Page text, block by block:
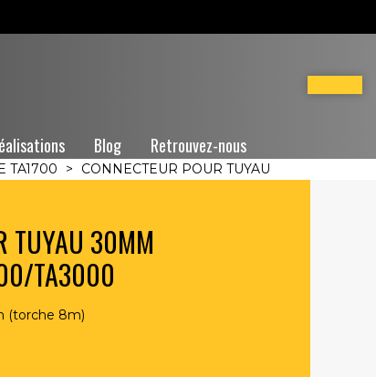
Blog Retrouvez-nous
TA1700 >
CONNECTEUR POUR TUYAU
TUYAU 30MM
TA3000
(torche 8m)